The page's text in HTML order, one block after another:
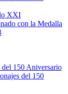
XXI
con la Medalla
del 150 Aniversario
del 150